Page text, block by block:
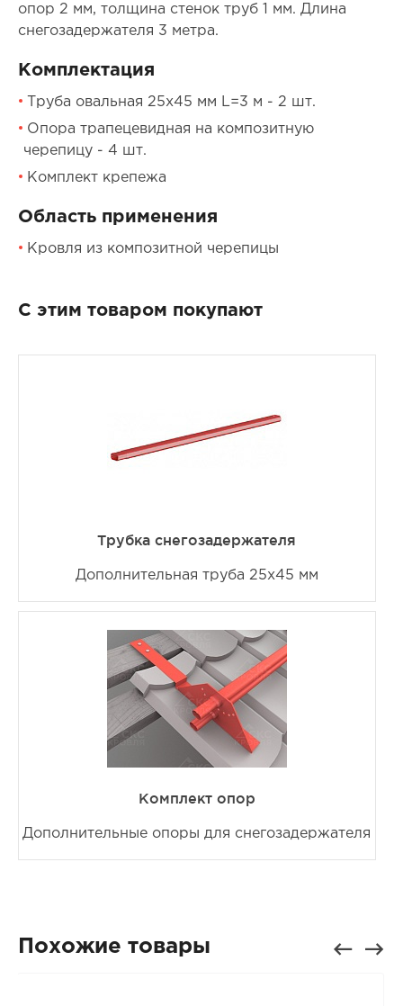
опор 2 мм, толщина стенок труб 1 мм. Длина
снегозадержателя 3 метра.
Комплектация
Труба овальная 25х45 мм L=3 м - 2 шт.
Опора трапецевидная на композитную
черепицу - 4 шт.
Комплект крепежа
Область применения
Кровля из композитной черепицы
С этим товаром покупают
Трубка снегозадержателя
Дополнительная труба 25х45 мм
Комплект опор
Дополнительные опоры для снегозадержателя
Похожие товары